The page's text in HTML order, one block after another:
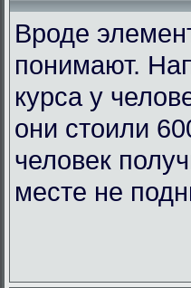
Вроде
понимают.
курса у
они стоили
человек
месте не